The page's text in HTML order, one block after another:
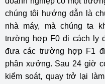
chúng tôi hướng dẫn là
nhà máy, mà chúng ta
trường hợp F0 đi cách ly
đưa các trường hợp F1
phân xưởng. Sau 24 giờ
kiểm soát, quay trở lại